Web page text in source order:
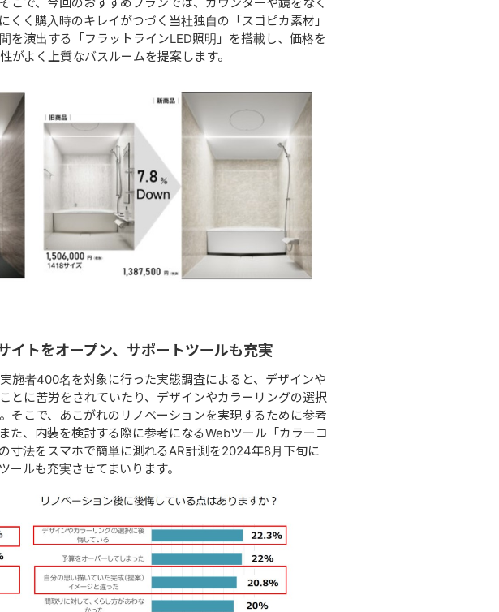
く購入時のキレイがつづく当社独自の「スゴピカ素材」
を演出する「フラットラインLED照明」を搭載し、価格を
よく上質なバスルームを提案します。
トをオープン、サポートツールも充実
施者400名を対象に行った実態調査によると、デザインや
とに苦労をされていたり、デザインやカラーリングの選択
そこで、あこがれのリノベーションを実現するために参考
た、内装を検討する際に参考になるWebツール「カラーコ
寸法をスマホで簡単に測れるAR計測を2024年8月下旬に
ルも充実させてまいります。